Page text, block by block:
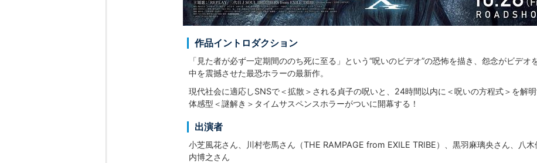
作品イントロダクション
「見た者が必ず一定期間ののち死に至る」という“呪いのビデオ”の恐怖を描き、怨念がビデ
中を震撼させた最恐ホラーの最新作。
現代社会に適応しSNSで＜拡散＞される貞子の呪いと、24時間以内に＜呪いの方程式＞を解
体感型＜謎解き＞タイムサスペンスホラーがついに開幕する！
出演者
小芝風花さん、川村壱馬さん（THE RAMPAGE from EXILE TRIBE）、黒羽麻璃央さん、八
内博之さん